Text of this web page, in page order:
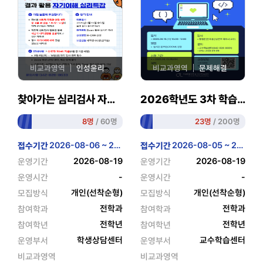
비교과영역 인성윤리
찾아가는 심리검사 자기이해 심리특강(2탄)
8명 / 60명
접수기간
2026-08-06 ~ 2026-08-14
운영기간
2026-08-19
운영시간
-
모집방식
개인(선착순형)
참여학과
전학과
참여학년
전학년
운영부서
학생상담센터
비교과영역
비교과영역 문제해결
2026학년도 3차 학습법 세미나
23명 / 200명
접수기간
2026-08-05 ~ 2026-08-13
운영기간
2026-08-19
운영시간
-
모집방식
개인(선착순형)
참여학과
전학과
참여학년
전학년
운영부서
교수학습센터
비교과영역